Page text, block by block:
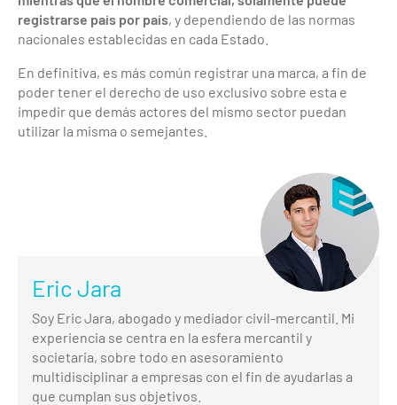
registrarse país por país, y dependiendo de las normas
nacionales establecidas en cada Estado.
En definitiva, es más común registrar una marca, a fin de
poder tener el derecho de uso exclusivo sobre esta e
impedir que demás actores del mismo sector puedan
utilizar la misma o semejantes.
Eric Jara
Soy Eric Jara, abogado y mediador civil-mercantil. Mi
experiencia se centra en la esfera mercantil y
societaria, sobre todo en asesoramiento
multidisciplinar a empresas con el fin de ayudarlas a
que cumplan sus objetivos.